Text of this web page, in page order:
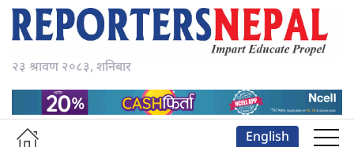
२३ श्रावण २०८३, शनिबार
English